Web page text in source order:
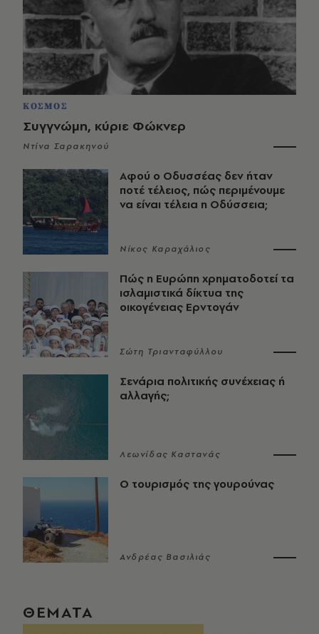
ΚΟΣΜΟΣ
Συγγνώμη, κύριε Φώκνερ
Ντίνα Σαρακηνού
Αφού ο Οδυσσέας δεν ήταν
ποτέ τέλειος, πώς περιμένουμε
να είναι τέλεια η Οδύσσεια;
Νίκος Καραχάλιος
Πώς η Ευρώπη χρηματοδοτεί τα
ισλαμιστικά δίκτυα της
οικογένειας Ερντογάν
Σώτη Τριανταφύλλου
Σενάρια πολιτικής συνέχειας ή
αλλαγής;
Λεωνίδας Καστανάς
Ο τουρισμός της γουρούνας
Ανδρέας Βασιλιάς
ΘΕΜΑΤΑ